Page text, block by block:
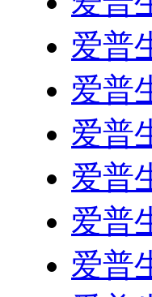
爱普
爱普
爱普
爱普
爱普
爱普